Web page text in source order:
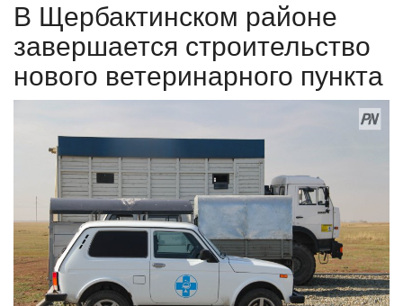
ПАВЛОДАРСКАЯ ОБЛАСТЬ
КАЗАХСТАН
СПЕЦПРОЕКТЫ
СПОРТ
Чек-лист
В Щербактинском районе
завершается строительство
нового ветеринарного пункта